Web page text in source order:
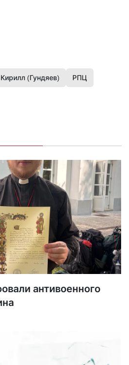
(Гундяев) РПЦ
антивоенного